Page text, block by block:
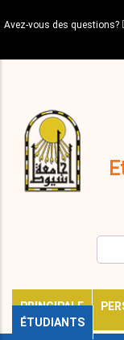
au
principal
Avez-vous des questions?
PRINCIPALE
ÉTUDIANTS
décisions
Expatriés
Journal